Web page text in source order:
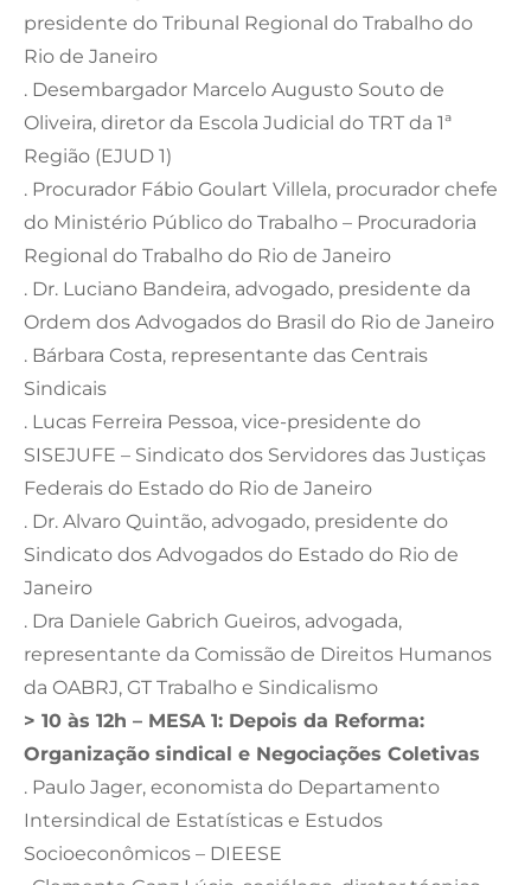
presidente do Tribunal Regional do Trabalho do
Rio de Janeiro
. Desembargador Marcelo Augusto Souto de
Oliveira, diretor da Escola Judicial do TRT da 1ª
Região (EJUD 1)
. Procurador Fábio Goulart Villela, procurador chefe
do Ministério Público do Trabalho – Procuradoria
Regional do Trabalho do Rio de Janeiro
. Dr. Luciano Bandeira, advogado, presidente da
Ordem dos Advogados do Brasil do Rio de Janeiro
. Bárbara Costa, representante das Centrais
Sindicais
. Lucas Ferreira Pessoa, vice-presidente do
SISEJUFE – Sindicato dos Servidores das Justiças
Federais do Estado do Rio de Janeiro
. Dr. Alvaro Quintão, advogado, presidente do
Sindicato dos Advogados do Estado do Rio de
Janeiro
. Dra Daniele Gabrich Gueiros, advogada,
representante da Comissão de Direitos Humanos
da OABRJ, GT Trabalho e Sindicalismo
> 10 às 12h – MESA 1: Depois da Reforma:
Organização sindical e Negociações Coletivas
. Paulo Jager, economista do Departamento
Intersindical de Estatísticas e Estudos
Socioeconômicos – DIEESE